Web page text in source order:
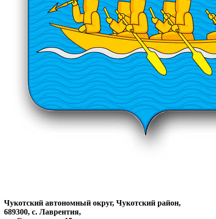
Чукотский автономный округ, Чукотский район,
689300, с. Лаврентия,